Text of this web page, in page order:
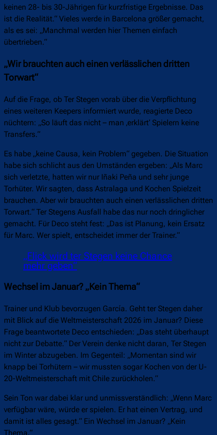
keinen 28- bis 30-Jährigen für kurzfristige Ergebnisse. Das
ist die Realität.“ Vieles werde in Barcelona größer gemacht,
als es sei: „Manchmal werden hier Themen einfach
übertrieben.“
„Wir brauchten auch einen verlässlichen dritten
Torwart“
Auf die Frage, ob Ter Stegen vorab über die Verpflichtung
eines weiteren Keepers informiert wurde, reagierte Deco
nüchtern: „So läuft das nicht – man ‚erklärt‘ Spielern keine
Transfers.“
Es habe „keine Causa, kein Problem“ gegeben. Die Situation
habe sich schlicht aus den Umständen ergeben: „Als Marc
sich verletzte, hatten wir nur Iñaki Peña und sehr junge
Torhüter. Wir sagten, dass Astralaga und Kochen Spielzeit
brauchen. Aber wir brauchten auch einen verlässlichen dritten
Torwart.“ Ter Stegens Ausfall habe das nur noch dringlicher
gemacht. Für Deco steht fest: „Das ist Planung, kein Ersatz
für Marc. Wer spielt, entscheidet immer der Trainer.“
„Flick wird ter Stegen keine Chance
mehr geben“
Wechsel im Januar? „Kein Thema“
Trainer und Klub bevorzugen García. Geht ter Stegen daher
mit Blick auf die Weltmeisterschaft 2026 im Januar? Diese
Frage beantwortete Deco entschieden: „Das steht überhaupt
nicht zur Debatte.“ Der Verein denke nicht daran, Ter Stegen
im Winter abzugeben. Im Gegenteil: „Momentan sind wir
knapp bei Torhütern – wir mussten sogar Kochen von der U-
20-Weltmeisterschaft mit Chile zurückholen.“
Sein Ton war dabei klar und unmissverständlich: „Wenn Marc
verfügbar wäre, würde er spielen. Er hat einen Vertrag, und
damit ist alles gesagt.“ Ein Wechsel im Januar? „Kein
Thema.“